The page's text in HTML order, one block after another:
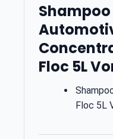
Floc 5L
Floc 5L